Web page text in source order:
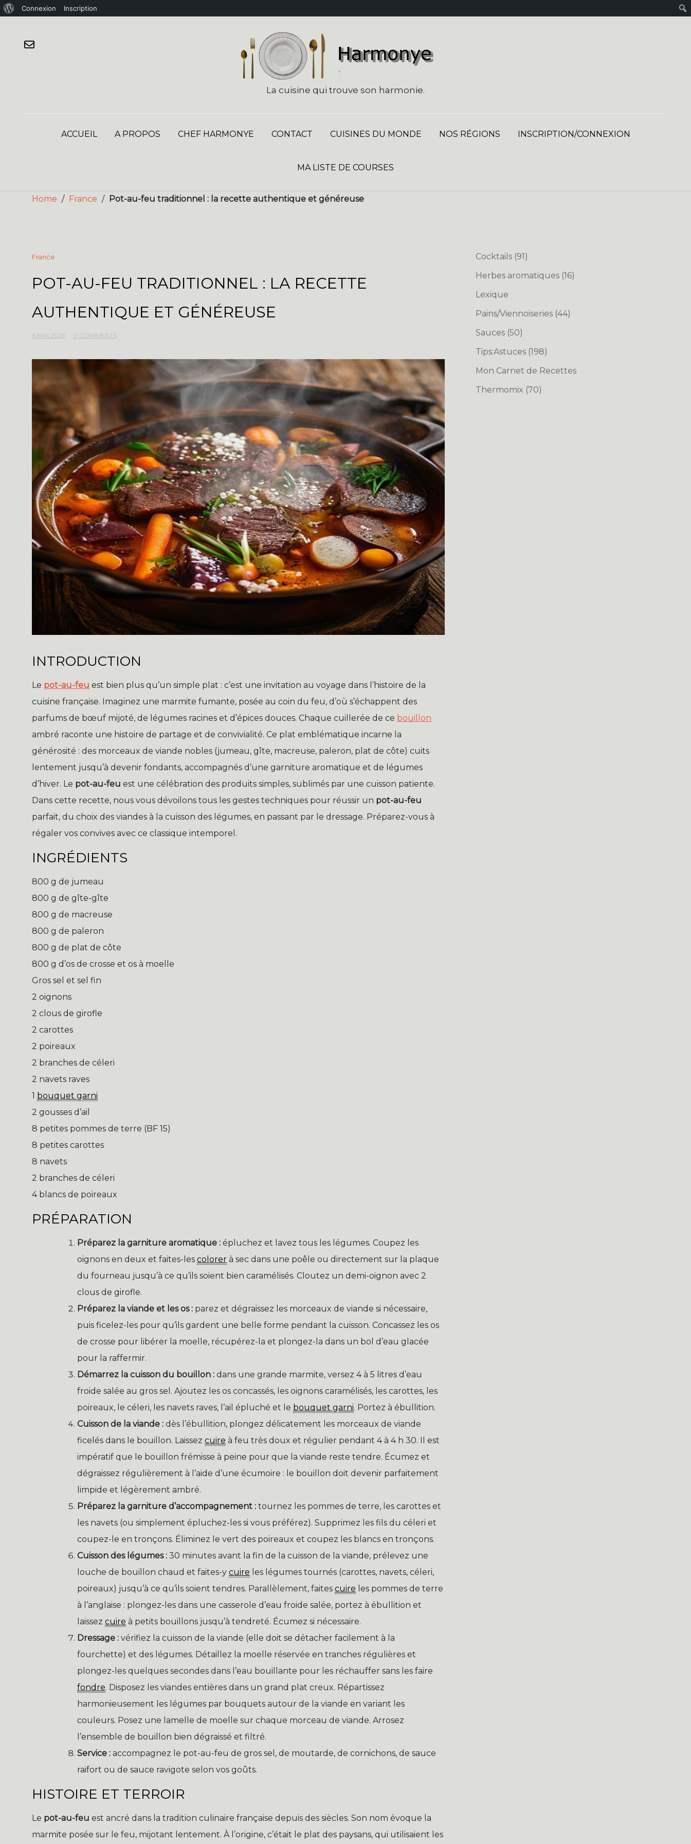
Connexion Inscription
La cuisine qui trouve son harmonie.
ACCUEIL A PROPOS CHEF HARMONYE CONTACT CUISINES DU MONDE NOS RÉGIONS INSCRIPTION/CONNEXION
MA LISTE DE COURSES
Home / France / Pot-au-feu traditionnel : la recette authentique et généreuse
France
POT-AU-FEU TRADITIONNEL : LA RECETTE
AUTHENTIQUE ET GÉNÉREUSE
6 MAI 2026 0 COMMENTS
INTRODUCTION
Le pot-au-feu est bien plus qu’un simple plat : c’est une invitation au voyage dans l’histoire de la
cuisine française. Imaginez une marmite fumante, posée au coin du feu, d’où s’échappent des
parfums de bœuf mijoté, de légumes racines et d’épices douces. Chaque cuillerée de ce bouillon
ambré raconte une histoire de partage et de convivialité. Ce plat emblématique incarne la
générosité : des morceaux de viande nobles (jumeau, gîte, macreuse, paleron, plat de côte) cuits
lentement jusqu’à devenir fondants, accompagnés d’une garniture aromatique et de légumes
d’hiver. Le pot-au-feu est une célébration des produits simples, sublimés par une cuisson patiente.
Dans cette recette, nous vous dévoilons tous les gestes techniques pour réussir un pot-au-feu
parfait, du choix des viandes à la cuisson des légumes, en passant par le dressage. Préparez-vous à
régaler vos convives avec ce classique intemporel.
INGRÉDIENTS
800 g de jumeau
800 g de gîte-gîte
800 g de macreuse
800 g de paleron
800 g de plat de côte
800 g d’os de crosse et os à moelle
Gros sel et sel fin
2 oignons
2 clous de girofle
2 carottes
2 poireaux
2 branches de céleri
2 navets raves
1 bouquet garni
2 gousses d’ail
8 petites pommes de terre (BF 15)
8 petites carottes
8 navets
2 branches de céleri
4 blancs de poireaux
PRÉPARATION
Préparez la garniture aromatique : épluchez et lavez tous les légumes. Coupez les
oignons en deux et faites-les colorer à sec dans une poêle ou directement sur la plaque
du fourneau jusqu’à ce qu’ils soient bien caramélisés. Cloutez un demi-oignon avec 2
clous de girofle.
Préparez la viande et les os : parez et dégraissez les morceaux de viande si nécessaire,
puis ficelez-les pour qu’ils gardent une belle forme pendant la cuisson. Concassez les os
de crosse pour libérer la moelle, récupérez-la et plongez-la dans un bol d’eau glacée
pour la raffermir.
Démarrez la cuisson du bouillon : dans une grande marmite, versez 4 à 5 litres d’eau
froide salée au gros sel. Ajoutez les os concassés, les oignons caramélisés, les carottes, les
poireaux, le céleri, les navets raves, l’ail épluché et le bouquet garni. Portez à ébullition.
Cuisson de la viande : dès l’ébullition, plongez délicatement les morceaux de viande
ficelés dans le bouillon. Laissez cuire à feu très doux et régulier pendant 4 à 4 h 30. Il est
impératif que le bouillon frémisse à peine pour que la viande reste tendre. Écumez et
dégraissez régulièrement à l’aide d’une écumoire : le bouillon doit devenir parfaitement
limpide et légèrement ambré.
Préparez la garniture d’accompagnement : tournez les pommes de terre, les carottes et
les navets (ou simplement épluchez-les si vous préférez). Supprimez les fils du céleri et
coupez-le en tronçons. Éliminez le vert des poireaux et coupez les blancs en tronçons.
Cuisson des légumes : 30 minutes avant la fin de la cuisson de la viande, prélevez une
louche de bouillon chaud et faites-y cuire les légumes tournés (carottes, navets, céleri,
poireaux) jusqu’à ce qu’ils soient tendres. Parallèlement, faites cuire les pommes de terre
à l’anglaise : plongez-les dans une casserole d’eau froide salée, portez à ébullition et
laissez cuire à petits bouillons jusqu’à tendreté. Écumez si nécessaire.
Dressage : vérifiez la cuisson de la viande (elle doit se détacher facilement à la
fourchette) et des légumes. Détaillez la moelle réservée en tranches régulières et
plongez-les quelques secondes dans l’eau bouillante pour les réchauffer sans les faire
fondre. Disposez les viandes entières dans un grand plat creux. Répartissez
harmonieusement les légumes par bouquets autour de la viande en variant les
couleurs. Posez une lamelle de moelle sur chaque morceau de viande. Arrosez
l’ensemble de bouillon bien dégraissé et filtré.
Service : accompagnez le pot-au-feu de gros sel, de moutarde, de cornichons, de sauce
raifort ou de sauce ravigote selon vos goûts.
HISTOIRE ET TERROIR
Le pot-au-feu est ancré dans la tradition culinaire française depuis des siècles. Son nom évoque la
marmite posée sur le feu, mijotant lentement. À l’origine, c’était le plat des paysans, qui utilisaient les
Cocktails (91)
Herbes aromatiques (16)
Lexique
Pains/Viennoiseries (44)
Sauces (50)
Tips:Astuces (198)
Mon Carnet de Recettes
Thermomix (70)